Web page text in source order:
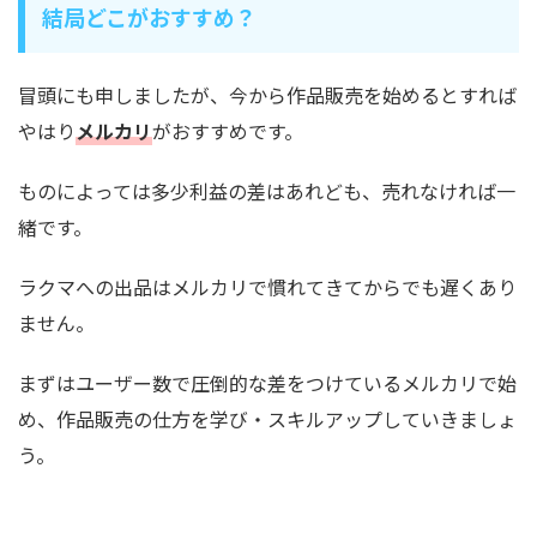
結局どこがおすすめ？
冒頭にも申しましたが、今から作品販売を始めるとすれば
やはりメルカリがおすすめです。
ものによっては多少利益の差はあれども、売れなければ一
緒です。
ラクマへの出品はメルカリで慣れてきてからでも遅くあり
ません。
まずはユーザー数で圧倒的な差をつけているメルカリで始
め、作品販売の仕方を学び・スキルアップしていきましょ
う。